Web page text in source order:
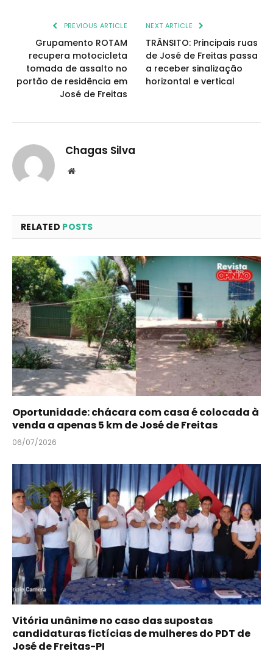
PREVIOUS ARTICLE
Grupamento ROTAM
recupera motocicleta
tomada de assalto no
portão de residência em
José de Freitas
NEXT ARTICLE
TRÂNSITO: Principais ruas
de José de Freitas passa
a receber sinalização
horizontal e vertical
Chagas Silva
Website
RELATED POSTS
Oportunidade: chácara com casa é colocada à
venda a apenas 5 km de José de Freitas
06/07/2026
Vitória unânime no caso das supostas
candidaturas fictícias de mulheres do PDT de
José de Freitas-PI